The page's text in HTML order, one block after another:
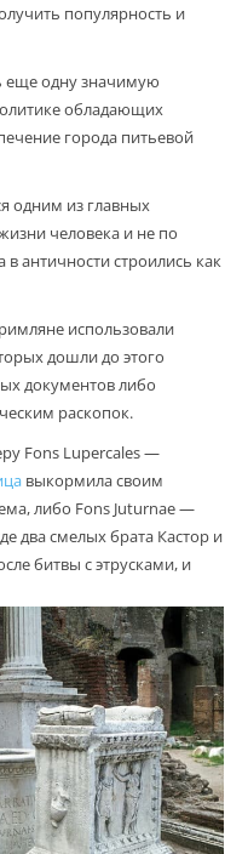
популярность и
еще одну значимую
обладающих
города питьевой
одним из главных
человека и не по
античности строились как
использовали
дошли до этого
документов либо
раскопок.
Fons Lupercales —
выкормила своим
либо Fons Juturnae —
два смелых брата Кастор и
битвы с этрусками, и